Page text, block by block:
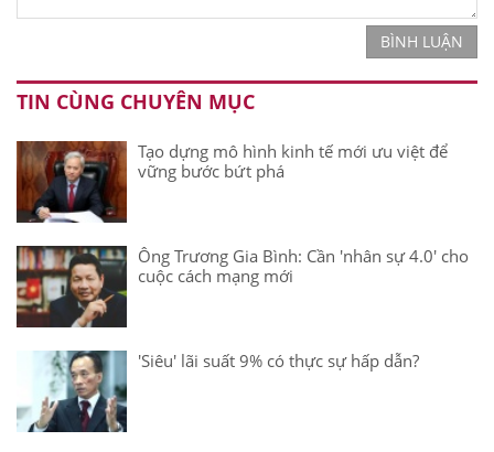
BÌNH LUẬN
TIN CÙNG CHUYÊN MỤC
Tạo dựng mô hình kinh tế mới ưu việt để
vững bước bứt phá
Ông Trương Gia Bình: Cần 'nhân sự 4.0' cho
cuộc cách mạng mới
'Siêu' lãi suất 9% có thực sự hấp dẫn?